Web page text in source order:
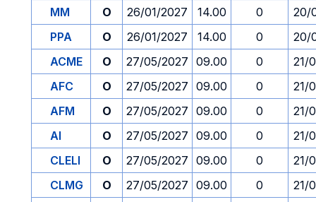
MM
O 26/01/2027 14.00 0
20/
PPA
O 26/01/2027 14.00 0
20/
ACME
O 27/05/2027 09.00 0
21/
AFC
O 27/05/2027 09.00 0
21/
AFM
O 27/05/2027 09.00 0
21/
AI
O 27/05/2027 09.00 0
21/
CLELI
O 27/05/2027 09.00 0
21/
CLMG
O 27/05/2027 09.00 0
21/